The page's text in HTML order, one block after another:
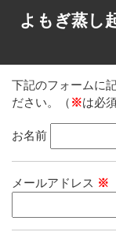
よもぎ蒸し
下記のフォームに
ださい。（ ※は必
お名前
メールアドレス ※